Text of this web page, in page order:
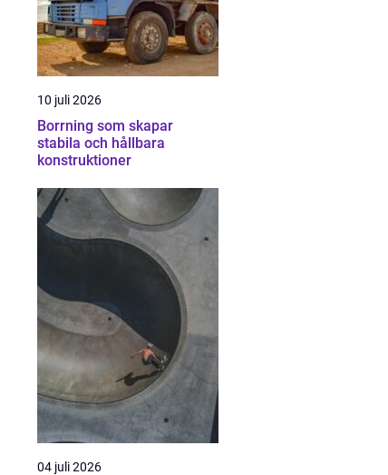
10 juli 2026
Borrning som skapar
stabila och hållbara
konstruktioner
04 juli 2026